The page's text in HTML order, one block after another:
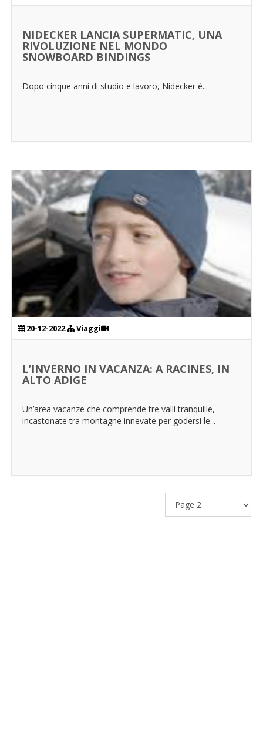
NIDECKER LANCIA SUPERMATIC, UNA
RIVOLUZIONE NEL MONDO
SNOWBOARD BINDINGS
Dopo cinque anni di studio e lavoro, Nidecker è...
20-12-2022 Viaggi
L’INVERNO IN VACANZA: A RACINES, IN
ALTO ADIGE
Un’area vacanze che comprende tre valli tranquille,
incastonate tra montagne innevate per godersi le...